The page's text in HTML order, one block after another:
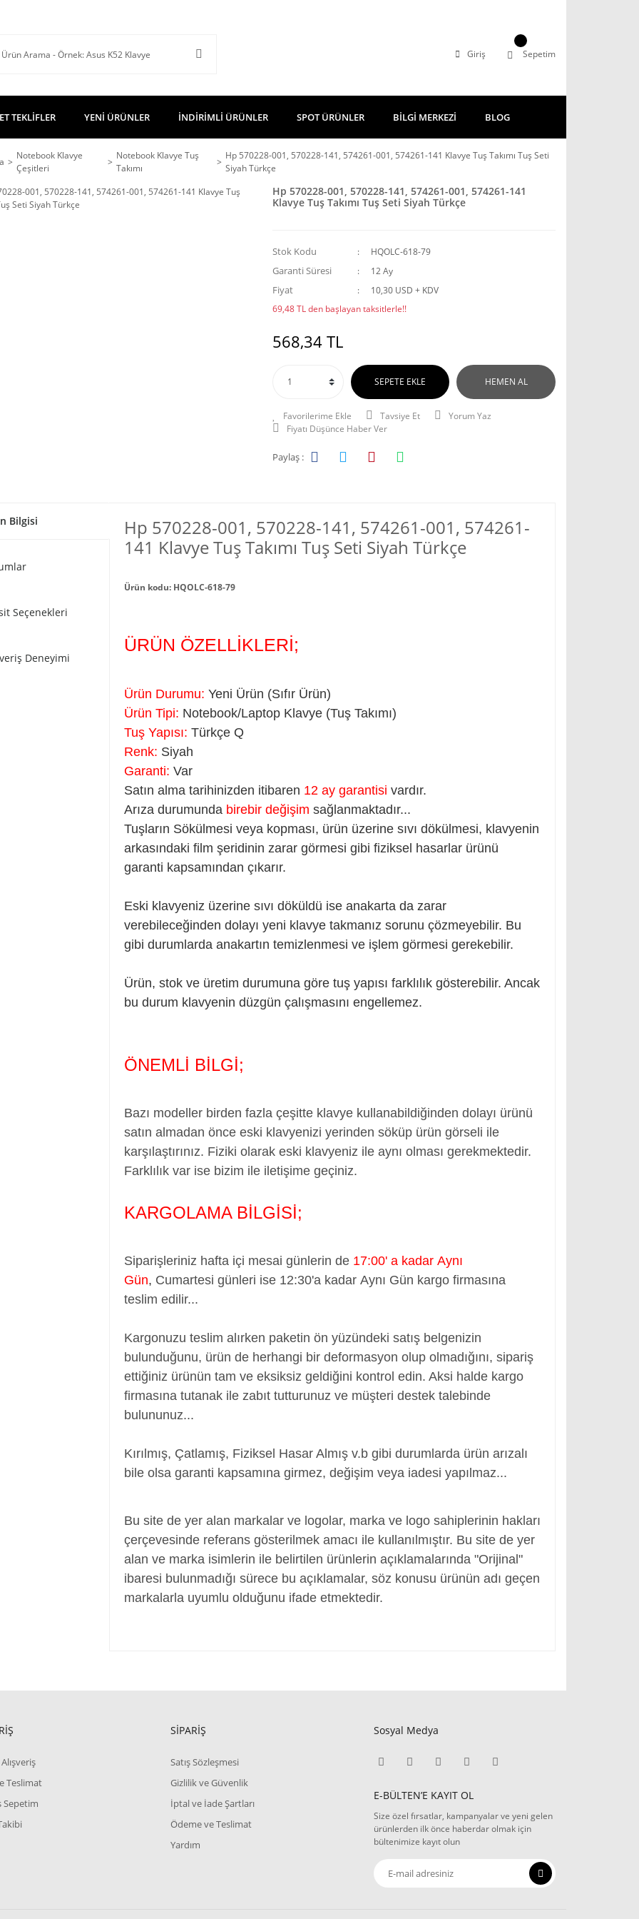
Giriş Sepetim
TEKLİFLER YENİ ÜRÜNLER İNDİRİMLİ ÜRÜNLER SPOT ÜRÜNLER BİLGİ MERKEZİ BLOG
Notebook Klavye
Çeşitleri
Notebook Klavye Tuş
Takımı
Hp 570228-001, 570228-141, 574261-001, 574261-141 Klavye Tuş Takımı Tuş Seti
Siyah Türkçe
Hp 570228-001, 570228-141, 574261-001, 574261-141
Klavye Tuş Takımı Tuş Seti Siyah Türkçe
Stok Kodu HQOLC-618-79
Garanti Süresi 12 Ay
Fiyat
10,30 USD + KDV
69,48 TL den başlayan taksitlerle!!
568,34 TL
SEPETE EKLE HEMEN AL
Tavsiye Et
Yorum Yaz
Fiyatı Düşünce Haber Ver
Paylaş :
Bilgisi
Seçenekleri
Deneyimi
Hp 570228-001, 570228-141, 574261-001, 574261-
141 Klavye Tuş Takımı Tuş Seti Siyah Türkçe
Ürün kodu: HQOLC-618-79
ÜRÜN ÖZELLİKLERİ;
Ürün Durumu: Yeni Ürün (Sıfır Ürün)
Ürün Tipi: Notebook/Laptop Klavye (Tuş Takımı)
Tuş Yapısı: Türkçe Q
Renk: Siyah
Garanti: Var
Satın alma tarihinizden itibaren 12 ay garantisi vardır.
Arıza durumunda birebir değişim sağlanmaktadır...
Tuşların Sökülmesi veya kopması, ürün üzerine sıvı dökülmesi, klavyenin
arkasındaki film şeridinin zarar görmesi gibi fiziksel hasarlar ürünü
garanti kapsamından çıkarır.
Eski klavyeniz üzerine sıvı döküldü ise anakarta da zarar
verebileceğinden dolayı yeni klavye takmanız sorunu çözmeyebilir. Bu
gibi durumlarda anakartın temizlenmesi ve işlem görmesi gerekebilir.
Ürün, stok ve üretim durumuna göre tuş yapısı farklılık gösterebilir. Ancak
bu durum klavyenin düzgün çalışmasını engellemez.
ÖNEMLİ BİLGİ;
Bazı modeller birden fazla çeşitte klavye kullanabildiğinden dolayı ürünü
satın almadan önce eski klavyenizi yerinden söküp ürün görseli ile
karşılaştırınız. Fiziki olarak eski klavyeniz ile aynı olması gerekmektedir.
Farklılık var ise bizim ile iletişime geçiniz.
KARGOLAMA BİLGİSİ;
Siparişleriniz hafta içi mesai günlerin de 17:00' a kadar Aynı
Gün, Cumartesi günleri ise 12:30'a kadar Aynı Gün kargo firmasına
teslim edilir...
Kargonuzu teslim alırken paketin ön yüzündeki satış belgenizin
bulunduğunu, ürün de herhangi bir deformasyon olup olmadığını, sipariş
ettiğiniz ürünün tam ve eksiksiz geldiğini kontrol edin. Aksi halde kargo
firmasına tutanak ile zabıt tutturunuz ve müşteri destek talebinde
bulununuz...
Kırılmış, Çatlamış, Fiziksel Hasar Almış v.b gibi durumlarda ürün arızalı
bile olsa garanti kapsamına girmez, değişim veya iadesi yapılmaz...
Bu site de yer alan markalar ve logolar, marka ve logo sahiplerinin hakları
çerçevesinde referans gösterilmek amacı ile kullanılmıştır. Bu site de yer
alan ve marka isimlerin ile belirtilen ürünlerin açıklamalarında "Orijinal"
ibaresi bulunmadığı sürece bu açıklamalar, söz konusu ürünün adı geçen
markalarla uyumlu olduğunu ifade etmektedir.
Teslimat
Sepetim
SİPARİŞ
Satış Sözleşmesi
Gizlilik ve Güvenlik
İptal ve İade Şartları
Ödeme ve Teslimat
Yardım
Sosyal Medya
E-BÜLTEN’E KAYIT OL
Size özel fırsatlar, kampanyalar ve yeni gelen
ürünlerden ilk önce haberdar olmak için
bültenimize kayıt olun